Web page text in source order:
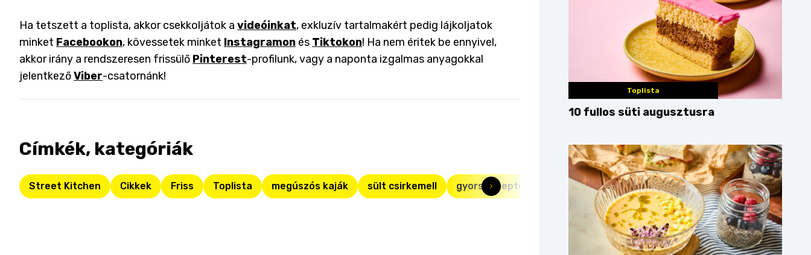
Ha tetszett a toplista, akkor csekkoljátok a videóinkat, exkluzív tartalmakért pedig lájkoljatok
minket Facebookon, kövessetek minket Instagramon és Tiktokon! Ha nem éritek be ennyivel,
akkor irány a rendszeresen frissülő Pinterest-profilunk, vagy a naponta izgalmas anyagokkal
jelentkezőViber-csatornánk!
Címkék, kategóriák
Street Kitchen Cikkek Friss Toplista megúszós kaják sült csirkemell gyors receptek csicseriborsós tortillatekercs
Toplista
10 fullos süti augusztusra